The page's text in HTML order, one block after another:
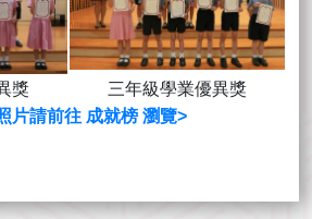
獎
三年級學業優異獎
片請前往 成就榜 瀏覽>